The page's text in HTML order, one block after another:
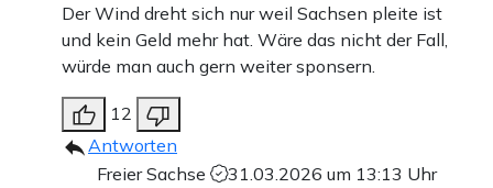
Der Wind dreht sich nur weil Sachsen pleite ist
und kein Geld mehr hat. Wäre das nicht der Fall,
würde man auch gern weiter sponsern.
12
Antworten
Freier Sachse
31.03.2026 um 13:13 Uhr